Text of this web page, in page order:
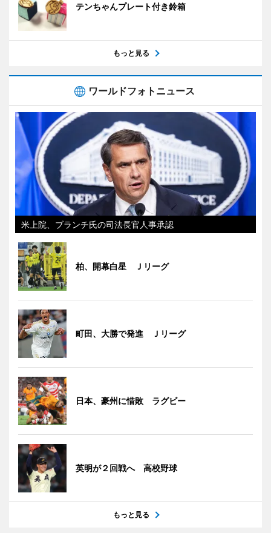
テンちゃんプレート付き鈴箱
もっと見る
ワールドフォトニュース
米上院、ブランチ氏の司法長官人事承認
柏、開幕白星 Ｊリーグ
町田、大勝で発進 Ｊリーグ
日本、豪州に惜敗 ラグビー
英明が２回戦へ 高校野球
もっと見る